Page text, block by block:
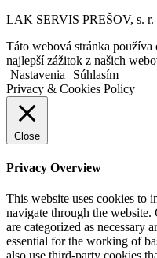
LAK SERVIS PREŠOV, s. r.
Táto webová stránka
najlepší zážitok z našich
Nastavenia
Súhlasím
Privacy & Cookies Policy
Close
Privacy Overview
This website uses cookies to
navigate through the website.
are categorized as necessary
essential for the working of